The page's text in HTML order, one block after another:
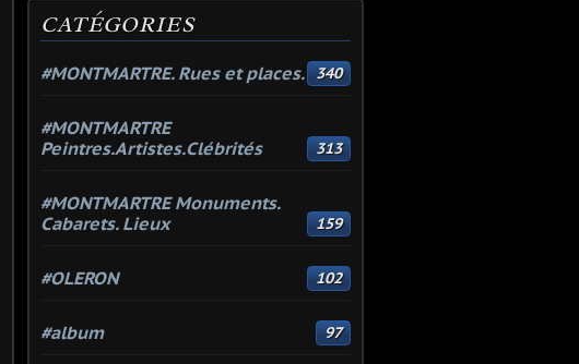
CATÉGORIES
#MONTMARTRE. Rues et places. 340
#MONTMARTRE
Peintres.Artistes.Clébrités
313
#MONTMARTRE Monuments.
Cabarets. Lieux
159
#OLERON 102
#album 97